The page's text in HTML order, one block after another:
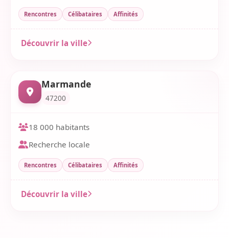
Rencontres Célibataires Affinités
Découvrir la ville
Marmande
47200
18 000 habitants
Recherche locale
Rencontres Célibataires Affinités
Découvrir la ville